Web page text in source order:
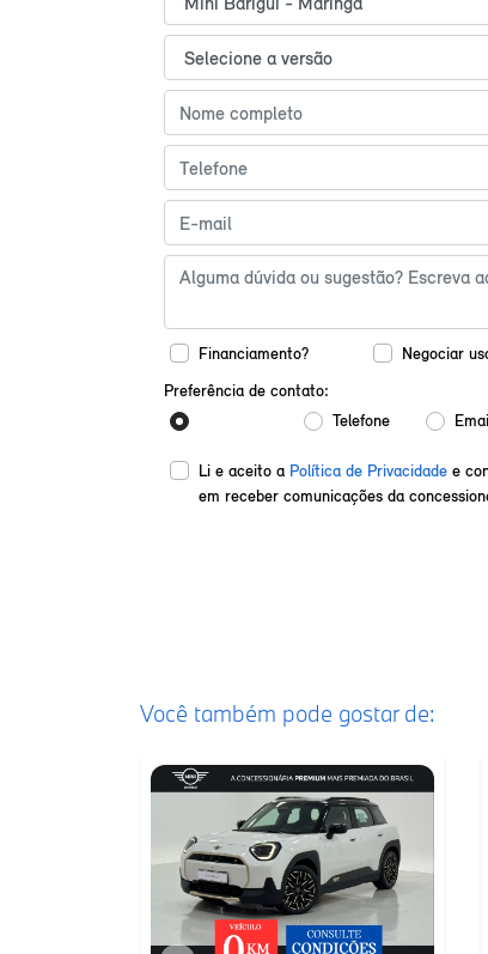
Financiamento?
Negociar
Preferência de contato:
Telefone
Li e aceito a Política de Privacidadee
em receber comunicações da
Você também pode gostar de: